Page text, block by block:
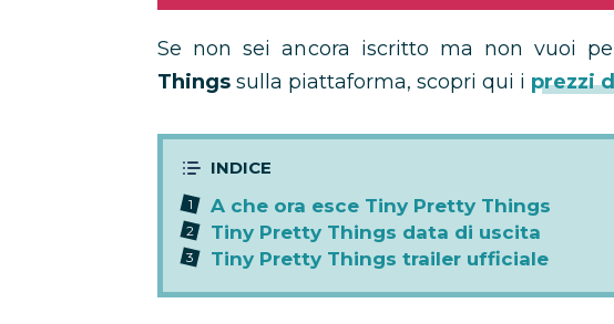
Se non sei ancora iscritto ma non vuoi
Things sulla piattaforma, scopri qui i prezzi
A che ora esce Tiny Pretty Things
Tiny Pretty Things data di uscita
Tiny Pretty Things trailer ufficiale